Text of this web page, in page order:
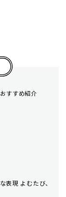
すすめ紹介
現 よむたび、